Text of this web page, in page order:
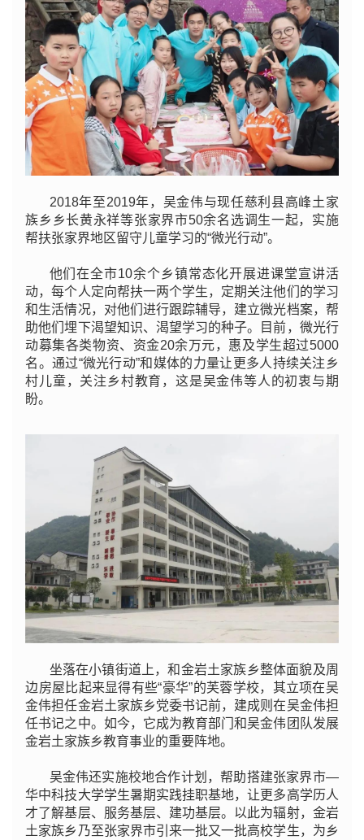
2018年至2019年，吴金伟与现任慈利县高峰土家
族乡乡长黄永祥等张家界市50余名选调生一起，实施
帮扶张家界地区留守儿童学习的“微光行动”。
他们在全市10余个乡镇常态化开展进课堂宣讲活
动，每个人定向帮扶一两个学生，定期关注他们的学习
和生活情况，对他们进行跟踪辅导，建立微光档案，帮
助他们埋下渴望知识、渴望学习的种子。目前，微光行
动募集各类物资、资金20余万元，惠及学生超过5000
名。通过“微光行动”和媒体的力量让更多人持续关注乡
村儿童，关注乡村教育，这是吴金伟等人的初衷与期
盼。
坐落在小镇街道上，和金岩土家族乡整体面貌及周
边房屋比起来显得有些“豪华”的芙蓉学校，其立项在吴
金伟担任金岩土家族乡党委书记前，建成则在吴金伟担
任书记之中。如今，它成为教育部门和吴金伟团队发展
金岩土家族乡教育事业的重要阵地。
吴金伟还实施校地合作计划，帮助搭建张家界市—
华中科技大学学生暑期实践挂职基地，让更多高学历人
才了解基层、服务基层、建功基层。以此为辐射，金岩
土家族乡乃至张家界市引来一批又一批高校学生，为乡